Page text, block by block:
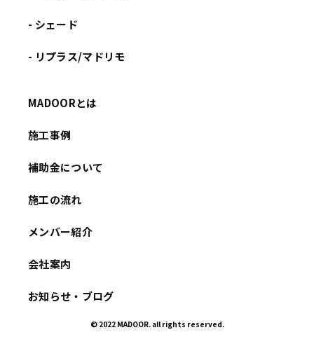
- シェード
- リプラス/マドリモ
MADOORとは
施工事例
補助金について
施工の流れ
メンバー紹介
会社案内
お知らせ・ブログ
© 2022 MADOOR. all rights reserved.